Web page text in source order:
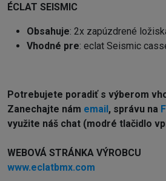
ÉCLAT SEISMIC
Obsahuje: 2x zapúzdrené
Vhodné pre: eclat Seismic
Potrebujete poradiť s výberom
Zanechajte nám email, správu na
využite náš chat (modré tlačidlo
WEBOVÁ STRÁNKA VÝROBCU
www.eclatbmx.com